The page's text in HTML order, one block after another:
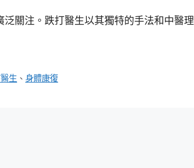
關注。跌打醫生以其獨特的手法和中醫理
生 、身體康復